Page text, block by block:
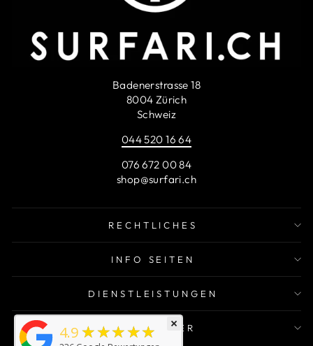
Badenerstrasse 18
8004 Zürich
Schweiz
044 520 16 64
076 672 00 84
shop@surfari.ch
RECHTLICHES
INFO SEITEN
DIENSTLEISTUNGEN
NEWSLETTER
4.9★★★★★ ×